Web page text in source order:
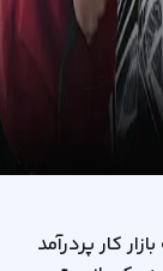
کار پردرآمد